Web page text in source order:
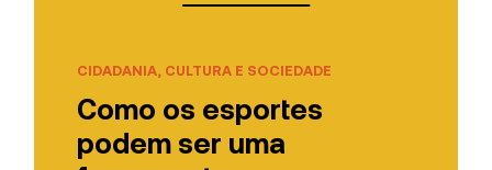
CIDADANIA, CULTURA E SOCIEDADE
Como os esportes
podem ser uma